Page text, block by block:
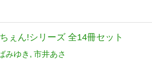
ぇん!シリーズ 全14冊セット
みゆき 市井あさ